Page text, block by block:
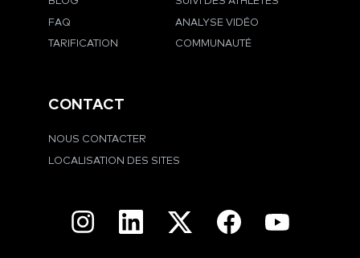
FAQ
TARIFICATION
ANALYSE VIDÉO
COMMUNAUTÉ
CONTACT
NOUS CONTACTER
LOCALISATION DES SITES